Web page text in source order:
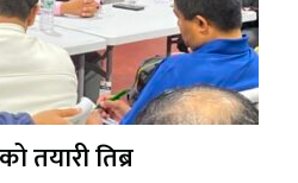
तयारी तिब्र